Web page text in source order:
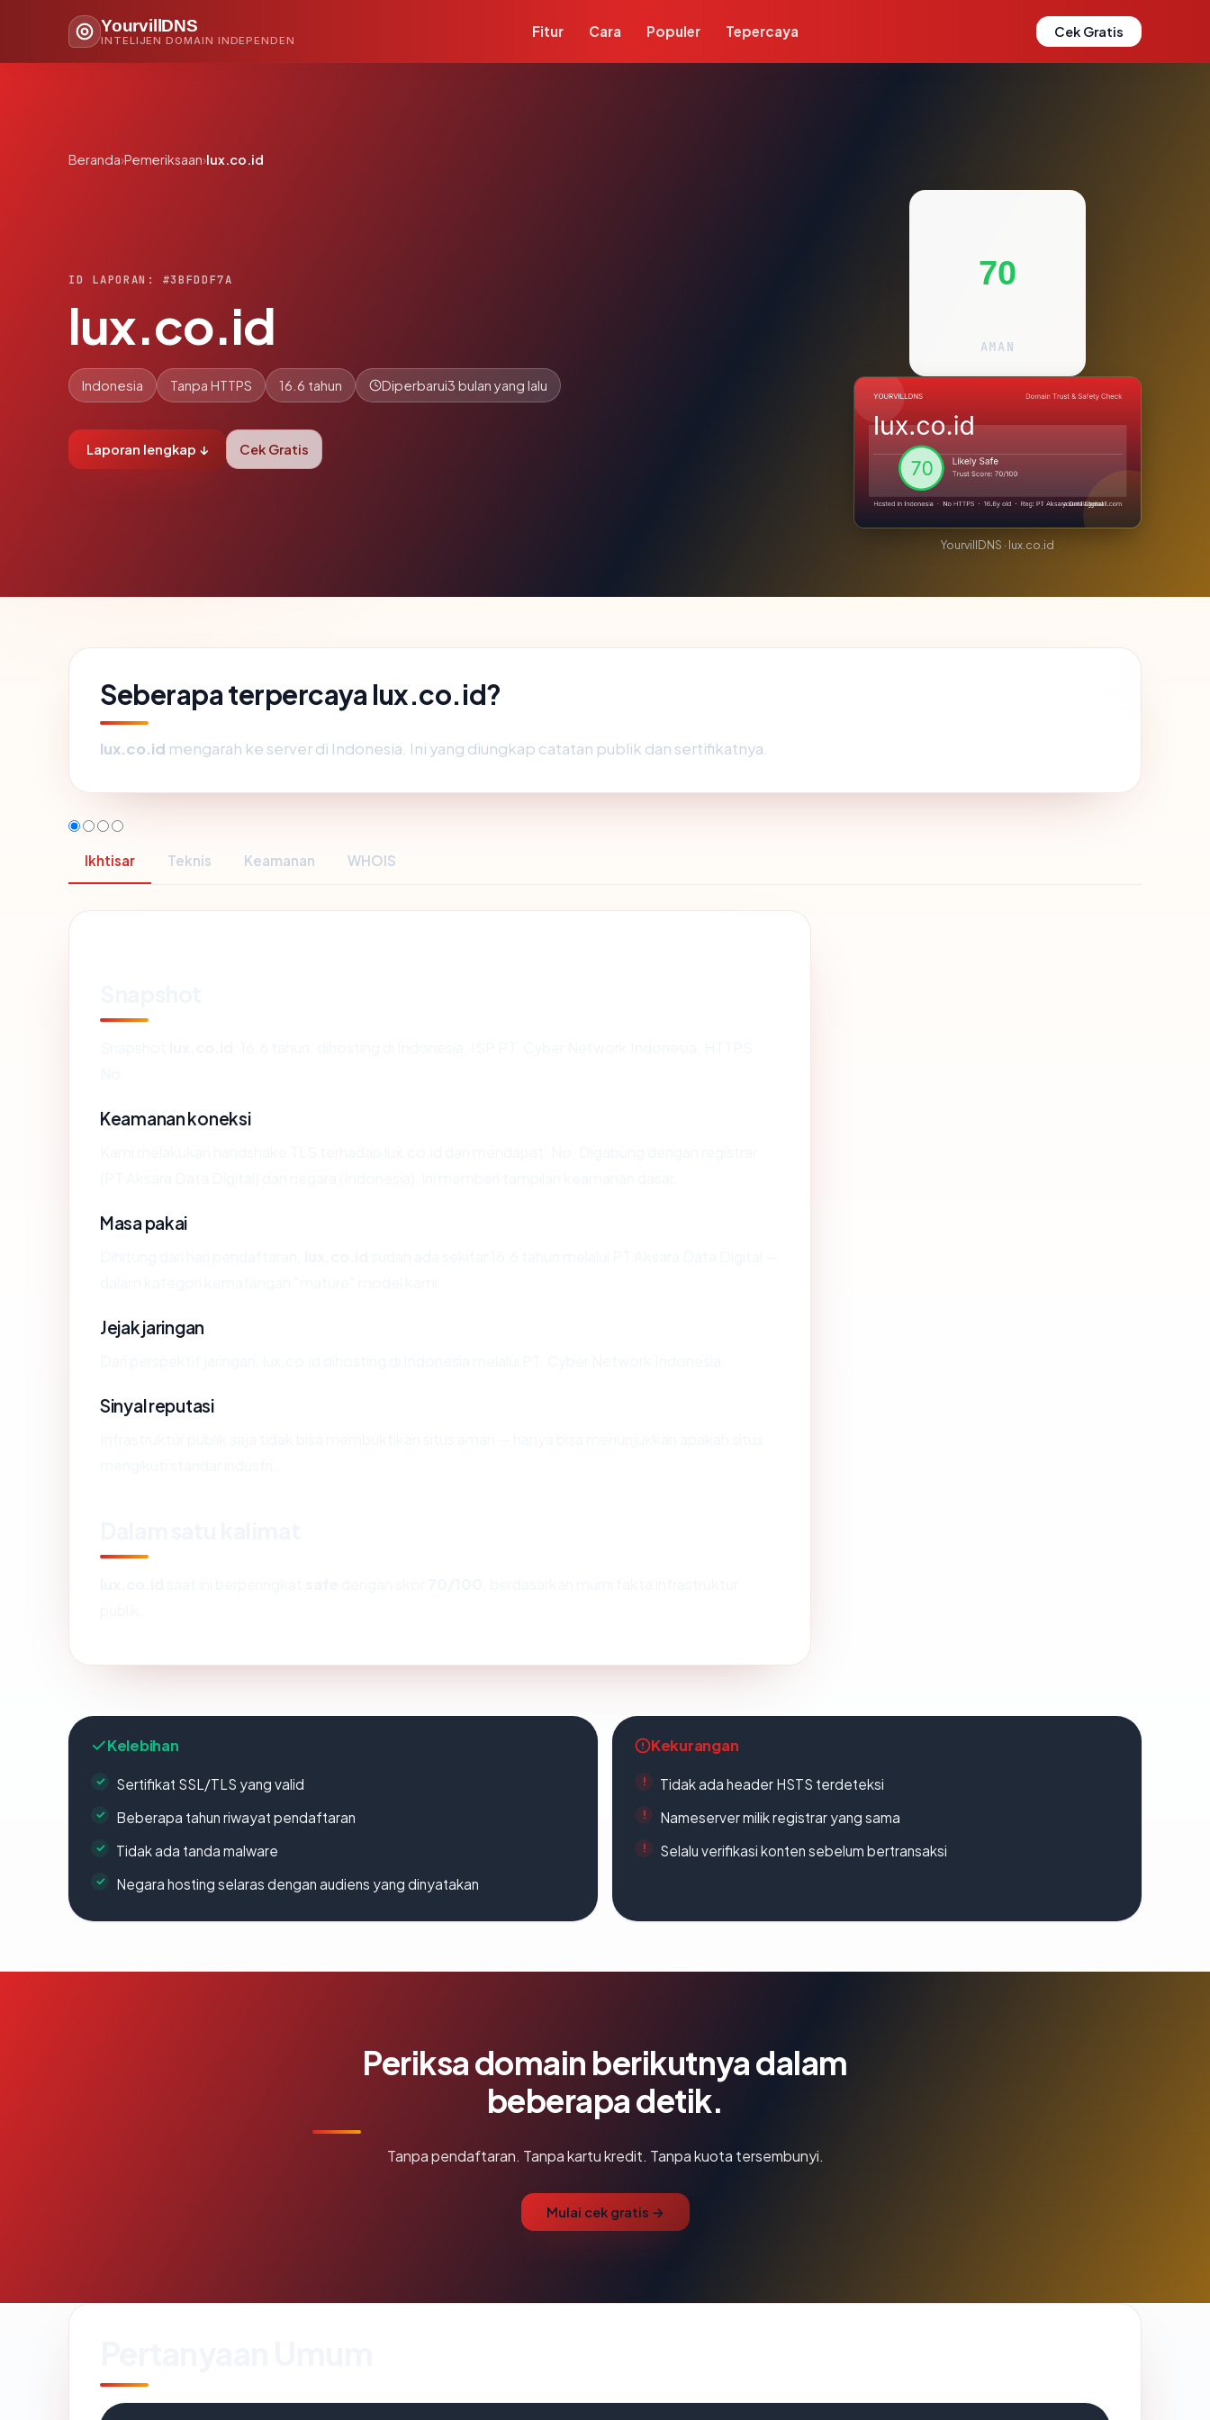
YourvillDNS
INTELIJEN DOMAIN INDEPENDEN
Fitur Cara Populer Tepercaya Cek Gratis
Beranda›Pemeriksaan›lux.co.id
ID LAPORAN: #3BFDDF7A
lux.co.id
Indonesia Tanpa HTTPS 16.6 tahun Diperbarui3 bulan yang lalu
Laporan lengkap ↓ Cek Gratis
70
AMAN
YourvillDNS · lux.co.id
Seberapa terpercaya lux.co.id?
lux.co.id mengarah ke server di Indonesia. Ini yang diungkap catatan publik dan sertifikatnya.
Ikhtisar Teknis Keamanan WHOIS
Keamanan koneksi
Masa pakai
Jejak jaringan
Sinyal reputasi
Kelebihan
Sertifikat SSL/TLS yang valid
Beberapa tahun riwayat pendaftaran
Tidak ada tanda malware
Negara hosting selaras dengan audiens yang dinyatakan
Kekurangan
Tidak ada header HSTS terdeteksi
Nameserver milik registrar yang sama
Selalu verifikasi konten sebelum bertransaksi
Periksa domain berikutnya dalam
beberapa detik.
Tanpa pendaftaran. Tanpa kartu kredit. Tanpa kuota tersembunyi.
Mulai cek gratis →